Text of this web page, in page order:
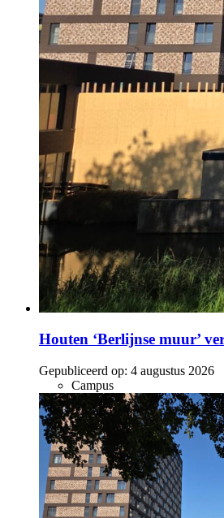
Houten ‘Berlijnse muur’
Gepubliceerd op: 4 augustus 2026
Campus